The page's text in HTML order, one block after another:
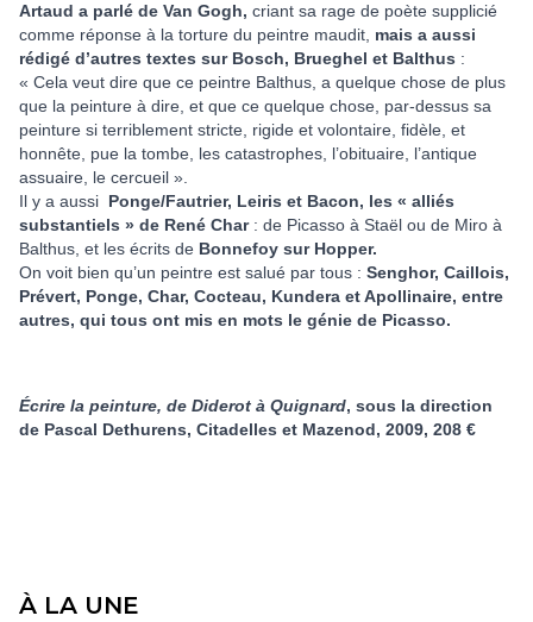
Artaud a parlé de Van Gogh, criant sa rage de poète supplicié
comme réponse à la torture du peintre maudit, mais a aussi
rédigé d’autres textes sur Bosch, Brueghel et Balthus :
« Cela veut dire que ce peintre Balthus, a quelque chose de plus
que la peinture à dire, et que ce quelque chose, par-dessus sa
peinture si terriblement stricte, rigide et volontaire, fidèle, et
honnête, pue la tombe, les catastrophes, l’obituaire, l’antique
assuaire, le cercueil ».
Il y a aussi Ponge/Fautrier, Leiris et Bacon, les « alliés
substantiels » de René Char : de Picasso à Staël ou de Miro à
Balthus, et les écrits de Bonnefoy sur Hopper.
On voit bien qu’un peintre est salué par tous : Senghor, Caillois,
Prévert, Ponge, Char, Cocteau, Kundera et Apollinaire, entre
autres, qui tous ont mis en mots le génie de Picasso.
Écrire la peinture, de Diderot à Quignard, sous la direction
de Pascal Dethurens, Citadelles et Mazenod, 2009, 208 €
À LA UNE